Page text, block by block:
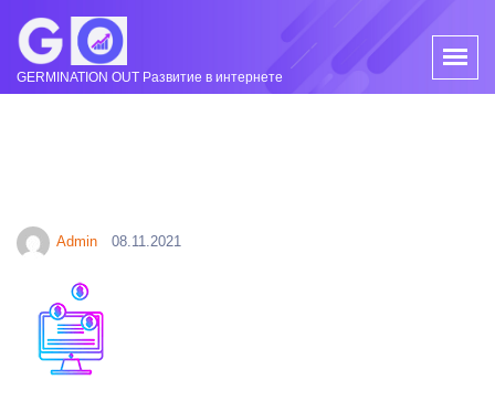
GERMINATION OUT Развитие в интернете
Admin 08.11.2021